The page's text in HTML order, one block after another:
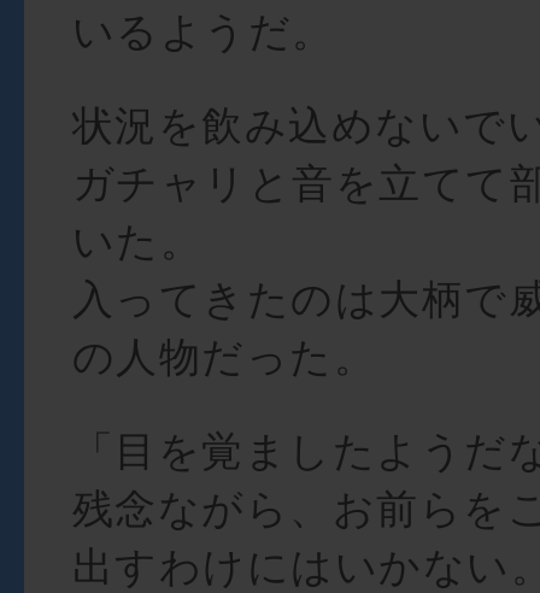
いるようだ。
状況を飲み込めないで
ガチャリと音を立てて
いた。
入ってきたのは大柄で
の人物だった。
「目を覚ましたよう
残念ながら、お前らを
出すわけにはいかない